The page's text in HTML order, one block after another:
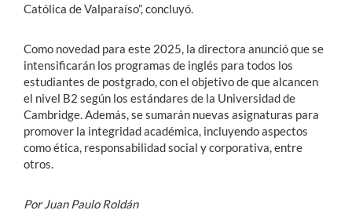
Católica de Valparaíso”, concluyó.
Como novedad para este 2025, la directora anunció que se
intensificarán los programas de inglés para todos los
estudiantes de postgrado, con el objetivo de que alcancen
el nivel B2 según los estándares de la Universidad de
Cambridge. Además, se sumarán nuevas asignaturas para
promover la integridad académica, incluyendo aspectos
como ética, responsabilidad social y corporativa, entre
otros.
Por Juan Paulo Roldán